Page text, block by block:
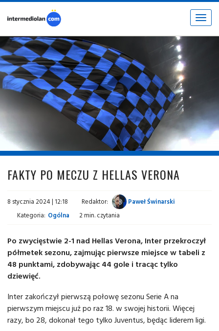
Toggle
fot. © inter.it
FAKTY PO MECZU Z HELLAS VERONA
8 stycznia 2024 | 12:18 Redaktor:
Paweł Świnarski
Kategoria: Ogólna 2 min. czytania
Po zwycięstwie 2-1 nad Hellas Verona, Inter przekroczył
półmetek sezonu, zajmując pierwsze miejsce w tabeli z
48 punktami, zdobywając 44 gole i tracąc tylko
dziewięć.
Inter zakończył pierwszą połowę sezonu Serie A na
pierwszym miejscu już po raz 18. w swojej historii. Więcej
razy, bo 28, dokonał tego tylko Juventus, będąc liderem ligi.